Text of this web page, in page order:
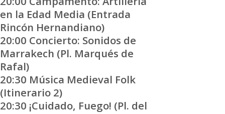
en la Edad Media (Entrada
Rincón Hernandiano)
20:00 Concierto: Sonidos de
Marrakech (Pl. Marqués de
Rafal)
20:30 Música Medieval Folk
(Itinerario 2)
20:30 ¡Cuidado, Fuego! (Pl. del